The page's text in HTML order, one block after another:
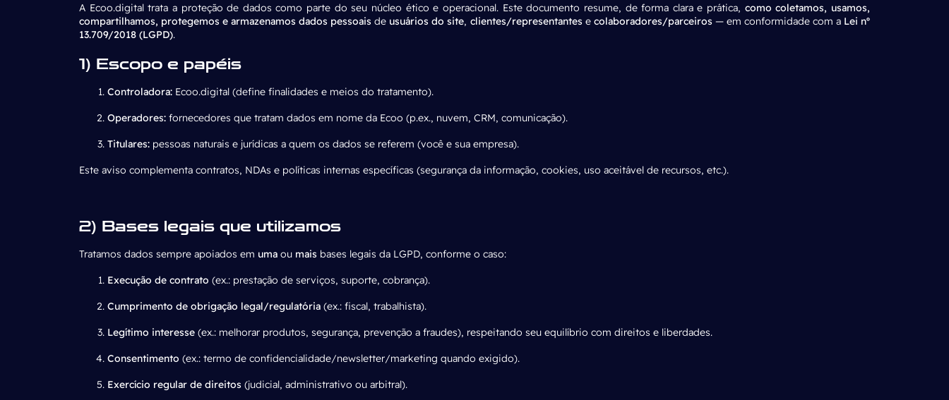
A Ecoo.digital trata a proteção de dados como parte do seu núcleo ético e operacional. Este documento resume, de forma clara e prática, como coletamos, usamos,
compartilhamos, protegemos e armazenamos dados pessoais de usuários do site, clientes/representantes e colaboradores/parceiros — em conformidade com a Lei nº
13.709/2018 (LGPD).
1) Escopo e papéis
Controladora: Ecoo.digital (define finalidades e meios do tratamento).
Operadores: fornecedores que tratam dados em nome da Ecoo (p.ex., nuvem, CRM, comunicação).
Titulares: pessoas naturais e jurídicas a quem os dados se referem (você e sua empresa).
Este aviso complementa contratos, NDAs e políticas internas específicas (segurança da informação, cookies, uso aceitável de recursos, etc.).
2) Bases legais que utilizamos
Tratamos dados sempre apoiados em uma ou mais bases legais da LGPD, conforme o caso:
Execução de contrato (ex.: prestação de serviços, suporte, cobrança).
Cumprimento de obrigação legal/regulatória (ex.: fiscal, trabalhista).
Legítimo interesse (ex.: melhorar produtos, segurança, prevenção a fraudes), respeitando seu equilíbrio com direitos e liberdades.
Consentimento (ex.: termo de confidencialidade/newsletter/marketing quando exigido).
Exercício regular de direitos (judicial, administrativo ou arbitral).